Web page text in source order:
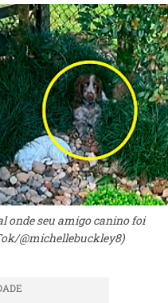
onde seu amigo canino foi
@michellebuckley8)